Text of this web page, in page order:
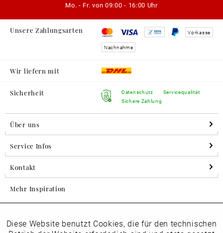
Mo. - Fr. von 09:00 - 16:00 Uhr
Unsere Zahlungsarten Vorkasse
Nachnahme
Wir liefern mit
Sicherheit
Datenschutz
Sichere Zahlung
Servicequalität
Über uns
Service Infos
Kontakt
Mehr Inspiration
Folgen Sie uns auf Instagram
Funktionale Aktiv
Diese Website benutzt Cookies, die für den technischen